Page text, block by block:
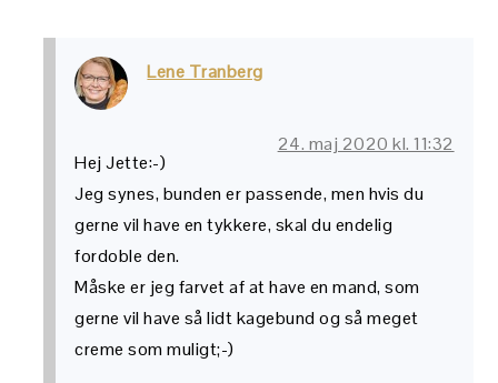
Lene Tranberg
24. maj 2020 kl. 11:32
Hej Jette:-)
Jeg synes, bunden er passende, men hvis du
gerne vil have en tykkere, skal du endelig
fordoble den.
Måske er jeg farvet af at have en mand, som
gerne vil have så lidt kagebund og så meget
creme som muligt;-)